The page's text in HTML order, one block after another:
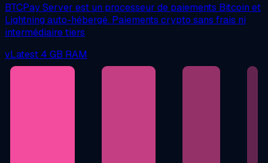
BTCPay Server est un processeur de paiements Bitcoin et
Lightning auto-hébergé. Paiements crypto sans frais ni
intermédiaire tiers
vLatest 4 GB RAM